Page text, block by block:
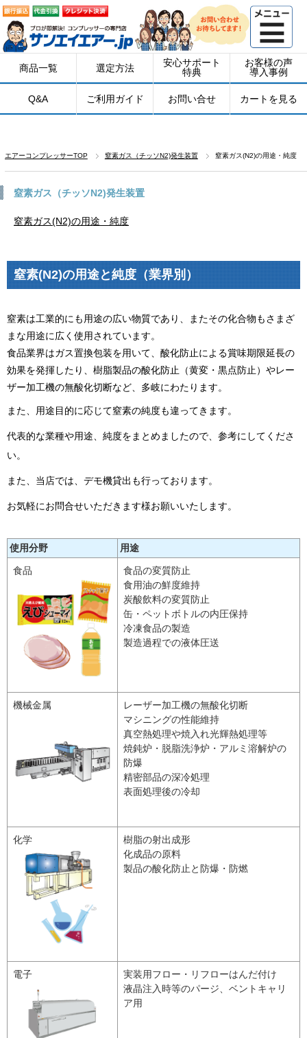
商品一覧 選定方法
安心サポート
特典
お客様の声
導入事例
Q&A ご利用ガイド お問い合せ カートを見る
エアーコンプレッサーTOP 窒素ガス（チッソN2)発生装置 窒素ガス(N2)の用途・純度
窒素ガス（チッソN2)発生装置
窒素ガス(N2)の用途・純度
窒素(N2)の用途と純度（業界別）
窒素は工業的にも用途の広い物質であり、またその化合物もさまざ
まな用途に広く使用されています。
食品業界はガス置換包装を用いて、 酸化防止による賞味期限延長の
効果を発揮したり、 樹脂製品の酸化防止（黄変・黒点防止）やレー
ザー加工機の無酸化切断など、多岐にわたります。
また、用途目的に応じて窒素の純度も違ってきます。
代表的な業種や用途、純度をまとめましたので、参考にしてくださ
い。
また、当店では、デモ機貸出も行っております。
お気軽にお問合せいただきます様お願いいたします。
使用分野 用途
食品
食品の変質防止
食用油の鮮度維持
炭酸飲料の変質防止
缶・ペットボトルの内圧保持
冷凍食品の製造
製造過程での液体圧送
機械金属
レーザー加工機の無酸化切断
マシニングの性能維持
真空熱処理や焼入れ光輝熱処理等
焼鈍炉・脱脂洗浄炉・アルミ溶解炉の
防爆
精密部品の深冷処理
表面処理後の冷却
化学
樹脂の射出成形
化成品の原料
製品の酸化防止と防爆・防燃
電子
実装用フロー・リフローはんだ付け
液晶注入時等のパージ、ベントキャリ
ア用